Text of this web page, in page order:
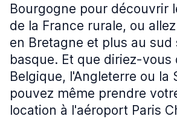
Bourgogne pour découvrir
de la France rurale, ou
en Bretagne et plus au sud
basque. Et que diriez-vous
Belgique, l'Angleterre ou la
pouvez même prendre
location à l'aéroport Paris